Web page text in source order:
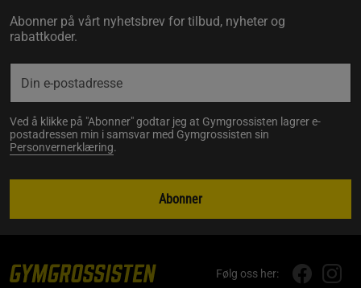
Abonner på vårt nyhetsbrev for tilbud, nyheter og
rabattkoder.
Ved å klikke på "Abonner" godtar jeg at Gymgrossisten lagrer e-
postadressen min i samsvar med Gymgrossisten sin
Personvernerklæring.
Abonner
Følg oss her: